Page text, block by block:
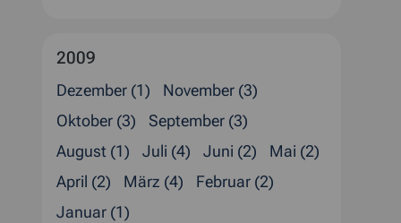
2009
Dezember (1)
November (3)
Oktober (3)
September (3)
August (1)
Juli (4) Juni (2)
Mai (2)
April (2)
März (4)
Februar (2)
Januar (1)